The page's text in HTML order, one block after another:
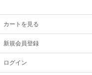
カートを見る
新規会員登録
ログイン